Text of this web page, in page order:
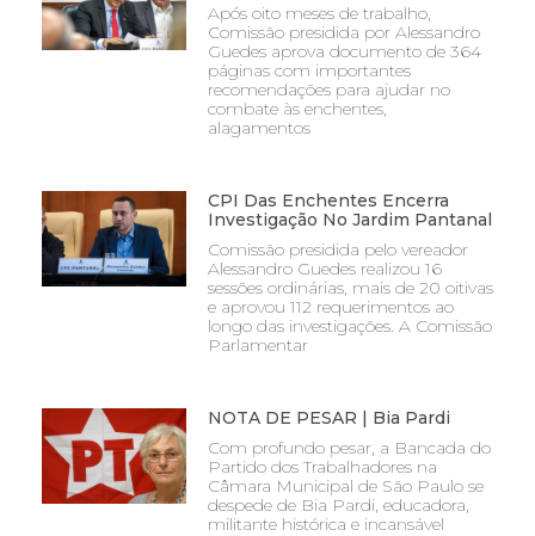
Após oito meses de trabalho,
Comissão presidida por Alessandro
Guedes aprova documento de 364
páginas com importantes
recomendações para ajudar no
combate às enchentes,
alagamentos
CPI Das Enchentes Encerra
Investigação No Jardim Pantanal
Comissão presidida pelo vereador
Alessandro Guedes realizou 16
sessões ordinárias, mais de 20 oitivas
e aprovou 112 requerimentos ao
longo das investigações. A Comissão
Parlamentar
NOTA DE PESAR | Bia Pardi
Com profundo pesar, a Bancada do
Partido dos Trabalhadores na
Câmara Municipal de São Paulo se
despede de Bia Pardi, educadora,
militante histórica e incansável